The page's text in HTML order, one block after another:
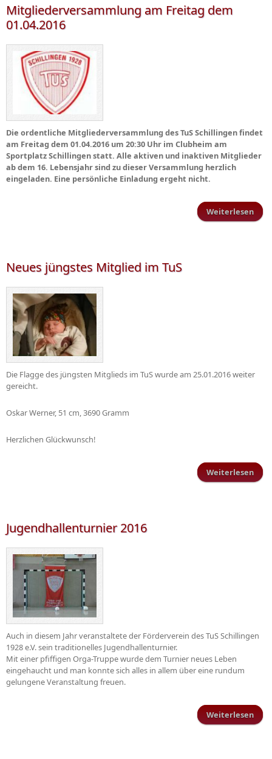
Mitgliederversammlung am Freitag dem
01.04.2016
Die ordentliche Mitgliederversammlung des TuS Schillingen findet
am Freitag dem 01.04.2016 um 20:30 Uhr im Clubheim am
Sportplatz Schillingen statt. Alle aktiven und inaktiven Mitglieder
ab dem 16. Lebensjahr sind zu dieser Versammlung herzlich
eingeladen. Eine persönliche Einladung ergeht nicht.
Weiterlesen
Neues jüngstes Mitglied im TuS
Die Flagge des jüngsten Mitglieds im TuS wurde am 25.01.2016 weiter
gereicht.
Oskar Werner, 51 cm, 3690 Gramm
Herzlichen Glückwunsch!
Weiterlesen
Jugendhallenturnier 2016
Auch in diesem Jahr veranstaltete der Förderverein des TuS Schillingen
1928 e.V. sein traditionelles Jugendhallenturnier.
Mit einer pfiffigen Orga-Truppe wurde dem Turnier neues Leben
eingehaucht und man konnte sich alles in allem über eine rundum
gelungene Veranstaltung freuen.
Weiterlesen